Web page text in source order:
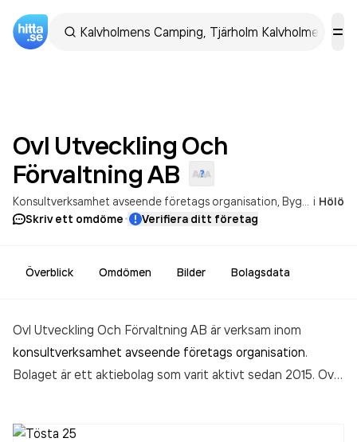
Ovl Utveckling Och
FörvaltningAB
Konsultverksamhet avseende företags organisation Byggande av bostadshus och andra byggnader i Hölö
Skriv ett omdöme· Verifiera ditt företag
Överblick Omdömen Bilder Bolagsdata
Ovl Utveckling Och Förvaltning AB är verksam inom
konsultverksamhet avseende företags organisation.
Bolaget är ett aktiebolag som varit aktivt sedan 2015. Ovl